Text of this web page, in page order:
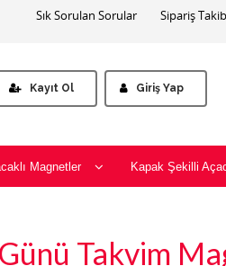
Sipariş
Sık Sorulan Sorular
Kayıt Ol Giriş Yap
Magnetler Kapak Şekilli
Takvim